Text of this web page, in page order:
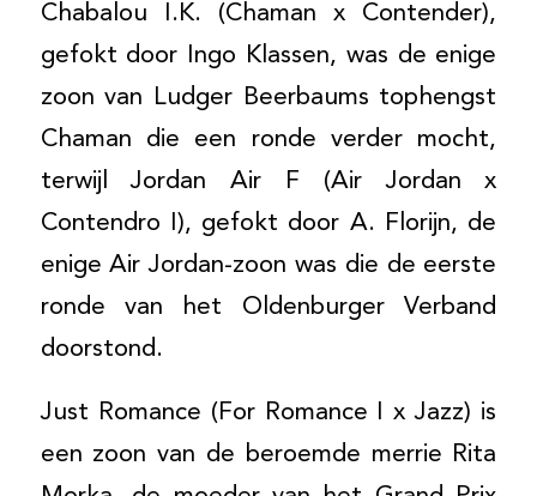
Chabalou I.K. (Chaman x Contender),
gefokt door Ingo Klassen, was de enige
zoon van Ludger Beerbaums tophengst
Chaman die een ronde verder mocht,
terwijl Jordan Air F (Air Jordan x
Contendro I), gefokt door A. Florijn, de
enige Air Jordan-zoon was die de eerste
ronde van het Oldenburger Verband
doorstond.
Just Romance (For Romance I x Jazz) is
een zoon van de beroemde merrie Rita